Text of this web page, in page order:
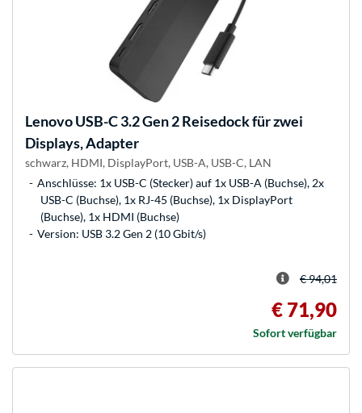
LenovoUSB-C 3.2 Gen 2 Reisedock für zwei
Displays, Adapter
schwarz, HDMI, DisplayPort, USB-A, USB-C, LAN
Anschlüsse: 1x USB-C (Stecker) auf 1x USB-A (Buchse), 2x
USB-C (Buchse), 1x RJ-45 (Buchse), 1x DisplayPort
(Buchse), 1x HDMI (Buchse)
Version: USB 3.2 Gen 2 (10 Gbit/s)
€ 94,01
€ 71,90
Sofort verfügbar